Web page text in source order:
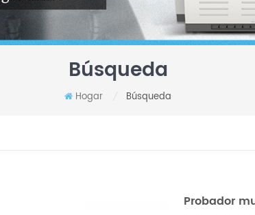
Búsqueda
Hogar Búsqueda
Probador